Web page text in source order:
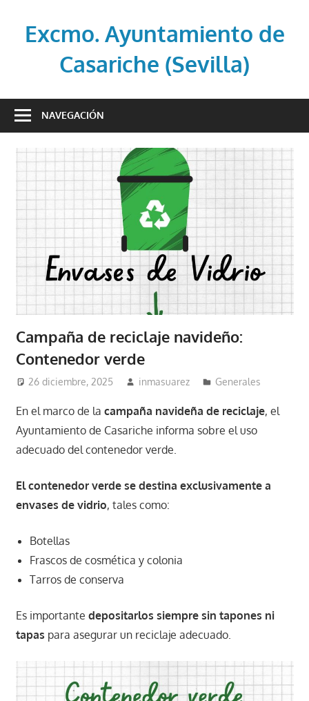
contenidoExcmo. Ayuntamiento de
Casariche (Sevilla)
oficial
Ayuntamiento
de
Casariche
(Sevilla)
NAVEGACIÓN
Campaña de reciclaje navideño:
Contenedor verde
26 diciembre, 2025 inmasuarez Generales
En el marco de la campaña navideña de reciclaje, el
Ayuntamiento de Casariche informa sobre el uso
adecuado del contenedor verde.
El contenedor verde se destina exclusivamente a
envases de vidrio, tales como:
Botellas
Frascos de cosmética y colonia
Tarros de conserva
Es importante depositarlos siempre sin tapones ni
tapas para asegurar un reciclaje adecuado.